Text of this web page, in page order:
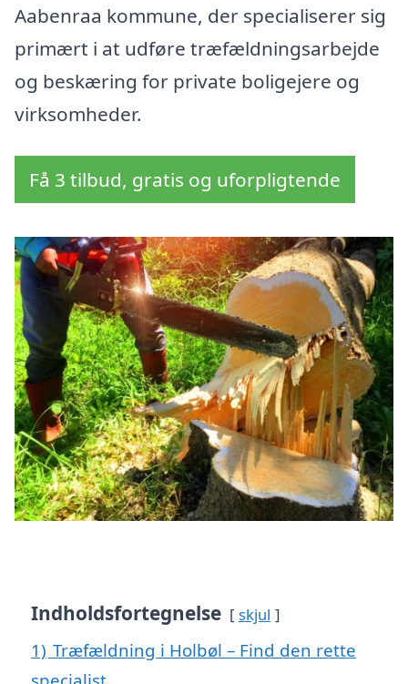
Aabenraa kommune, der specialiserer sig
primært i at udføre træfældningsarbejde
og beskæring for private boligejere og
virksomheder.
Få 3 tilbud, gratis og uforpligtende
Indholdsfortegnelse skjul
1) Træfældning i Holbøl – Find den rette